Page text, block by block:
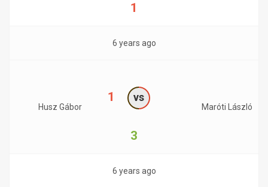
1
6 years ago
Husz Gábor
1 vs
3
Maróti László
6 years ago